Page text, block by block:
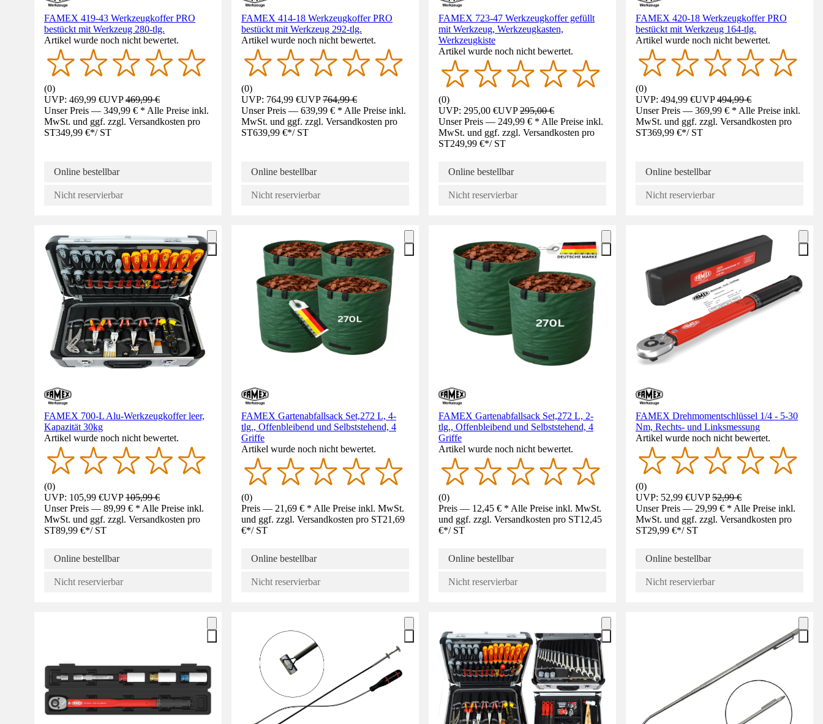
FAMEX 419-43 Werkzeugkoffer PRO
bestückt mit Werkzeug 280-tlg.
Artikel wurde noch nicht bewertet.
(0)
UVP: 469,99 €UVP469,99 €
Unser Preis — 349,99 € * Alle Preise inkl.
MwSt. und ggf. zzgl. Versandkosten pro
ST349,99 €*/ ST
Online bestellbar
Nicht reservierbar
FAMEX 414-18 Werkzeugkoffer PRO
bestückt mit Werkzeug 292-tlg.
Artikel wurde noch nicht bewertet.
(0)
UVP: 764,99 €UVP764,99 €
Unser Preis — 639,99 € * Alle Preise inkl.
MwSt. und ggf. zzgl. Versandkosten pro
ST639,99 €*/ ST
Online bestellbar
Nicht reservierbar
FAMEX 723-47 Werkzeugkoffer gefüllt
mit Werkzeug, Werkzeugkasten,
Werkzeugkiste
Artikel wurde noch nicht bewertet.
(0)
UVP: 295,00 €UVP295,00 €
Unser Preis — 249,99 € * Alle Preise inkl.
MwSt. und ggf. zzgl. Versandkosten pro
ST249,99 €*/ ST
Online bestellbar
Nicht reservierbar
FAMEX 420-18 Werkzeugkoffer PRO
bestückt mit Werkzeug 164-tlg.
Artikel wurde noch nicht bewertet.
(0)
UVP: 494,99 €UVP494,99 €
Unser Preis — 369,99 € * Alle Preise inkl.
MwSt. und ggf. zzgl. Versandkosten pro
ST369,99 €*/ ST
Online bestellbar
Nicht reservierbar
FAMEX 700-L Alu-Werkzeugkoffer leer,
Kapazität 30kg
Artikel wurde noch nicht bewertet.
(0)
UVP: 105,99 €UVP105,99 €
Unser Preis — 89,99 € * Alle Preise inkl.
MwSt. und ggf. zzgl. Versandkosten pro
ST89,99 €*/ ST
Online bestellbar
Nicht reservierbar
FAMEX Gartenabfallsack Set,272 L, 4-
tlg., Offenbleibend und Selbststehend, 4
Griffe
Artikel wurde noch nicht bewertet.
(0)
Preis — 21,69 € * Alle Preise inkl. MwSt.
und ggf. zzgl. Versandkosten pro ST21,69
€*/ ST
Online bestellbar
Nicht reservierbar
FAMEX Gartenabfallsack Set,272 L, 2-
tlg., Offenbleibend und Selbststehend, 4
Griffe
Artikel wurde noch nicht bewertet.
(0)
Preis — 12,45 € * Alle Preise inkl. MwSt.
und ggf. zzgl. Versandkosten pro ST12,45
€*/ ST
Online bestellbar
Nicht reservierbar
FAMEX Drehmomentschlüssel 1/4 - 5-30
Nm, Rechts- und Linksmessung
Artikel wurde noch nicht bewertet.
(0)
UVP: 52,99 €UVP52,99 €
Unser Preis — 29,99 € * Alle Preise inkl.
MwSt. und ggf. zzgl. Versandkosten pro
ST29,99 €*/ ST
Online bestellbar
Nicht reservierbar